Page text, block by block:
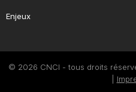
Enjeux
© 2026 CNCI - tous droits